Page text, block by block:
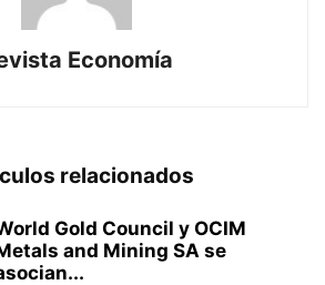
Economía
relacionados
Gold Council y OCIM
and Mining SA se